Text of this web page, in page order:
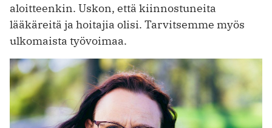
aloitteenkin. Uskon, että kiinnostuneita
lääkäreitä ja hoitajia olisi. Tarvitsemme myös
ulkomaista työvoimaa.